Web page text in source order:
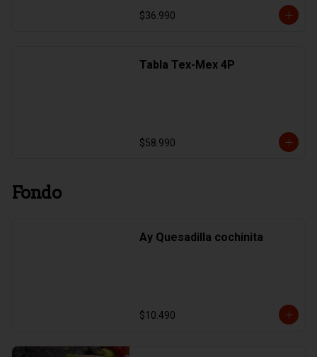
$36.990
Tabla Tex-Mex 4P
$58.990
Fondo
Ay Quesadilla cochinita
$10.490